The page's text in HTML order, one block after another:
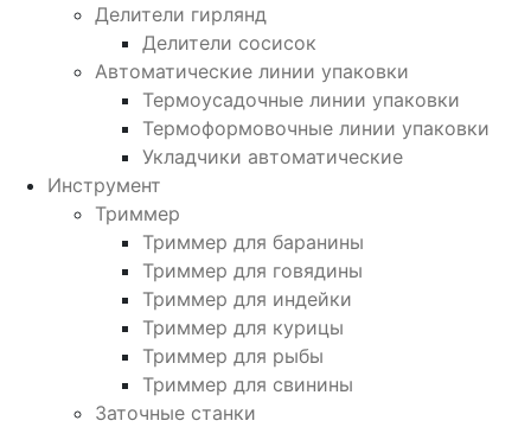
Делители гирлянд
Делители сосисок
Автоматические линии упаковки
Термоусадочные линии упаковки
Термоформовочные линии упаковки
Укладчики автоматические
Инструмент
Триммер
Триммер для баранины
Триммер для говядины
Триммер для индейки
Триммер для курицы
Триммер для рыбы
Триммер для свинины
Заточные станки